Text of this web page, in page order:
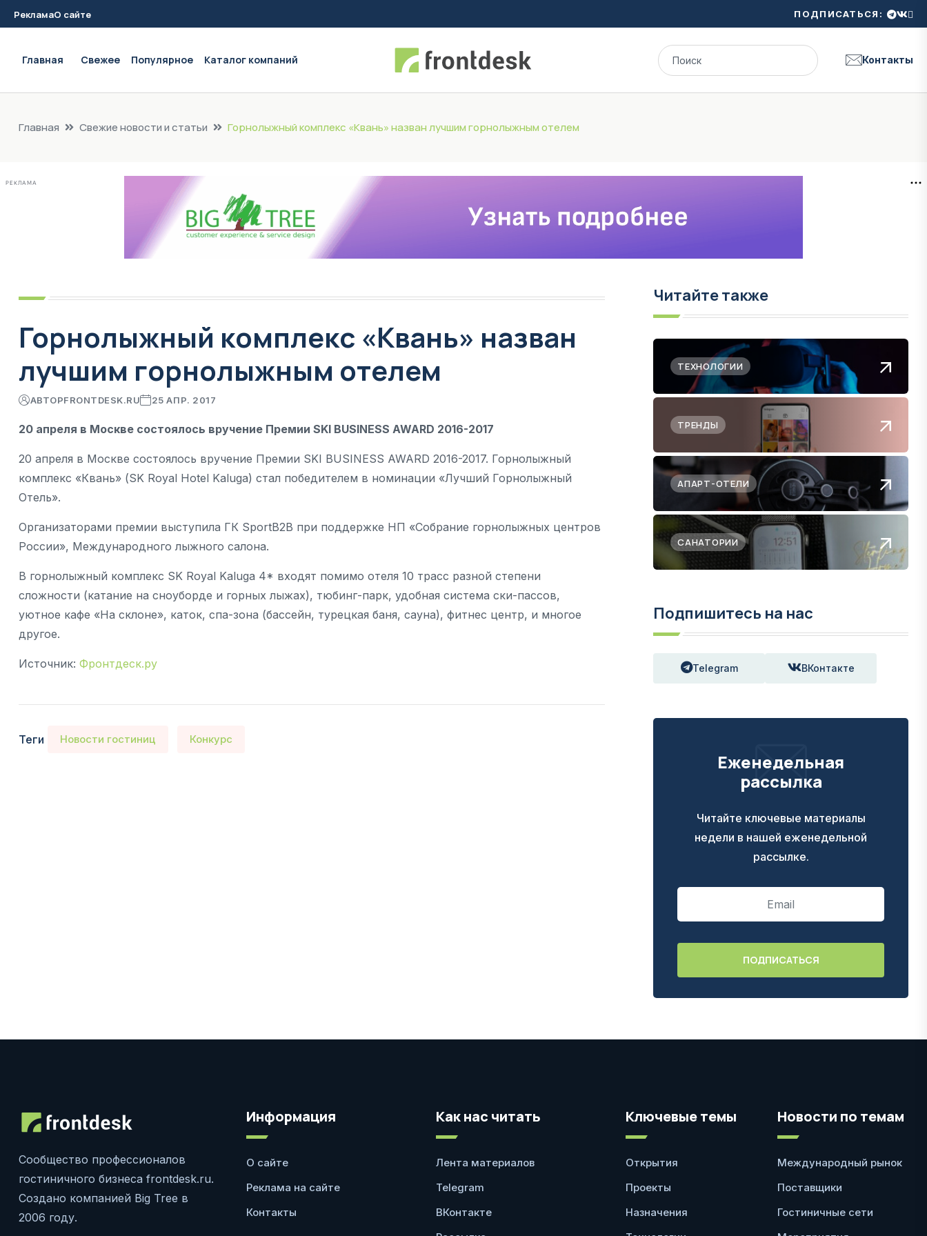
РекламаО сайте ПОДПИСАТЬСЯ:
Главная Свежее Популярное Каталог компаний Контакты
Главная Свежие новости и статьи Горнолыжный комплекс «Квань» назван лучшим горнолыжным отелем
РЕКЛАМА
Горнолыжный комплекс «Квань» назван
лучшим горнолыжным отелем
АВТОРFRONTDESK.RU 25 АПР. 2017
20 апреля в Москве состоялось вручение Премии SKI BUSINESS AWARD 2016-2017
20 апреля в Москве состоялось вручение Премии SKI BUSINESS AWARD 2016-2017. Горнолыжный
комплекс «Квань» (SK Royal Hotel Kaluga) стал победителем в номинации «Лучший Горнолыжный
Отель».
Организаторами премии выступила ГК SportB2B при поддержке НП «Собрание горнолыжных центров
России», Международного лыжного салона.
В горнолыжный комплекс SK Royal Kaluga 4* входят помимо отеля 10 трасс разной степени
сложности (катание на сноуборде и горных лыжах), тюбинг-парк, удобная система ски-пассов,
уютное кафе «На склоне», каток, спа-зона (бассейн, турецкая баня, сауна), фитнес центр, и многое
другое.
Источник: Фронтдеск.ру
Теги Новости гостиниц Конкурс
Читайте также
ТЕХНОЛОГИИ
ТРЕНДЫ
АПАРТ-ОТЕЛИ
САНАТОРИИ
Подпишитесь на нас
Telegram ВКонтакте
Еженедельная
рассылка
Читайте ключевые материалы
недели в нашей еженедельной
рассылке.
Сообщество профессионалов
гостиничного бизнеса frontdesk.ru.
Создано компанией Big Tree в
2006 году.
Информация
О сайте
Реклама на сайте
Контакты
Как нас читать
Лента материалов
Telegram
ВКонтакте
Ключевые темы
Открытия
Проекты
Назначения
Новости по темам
Международный рынок
Поставщики
Гостиничные сети